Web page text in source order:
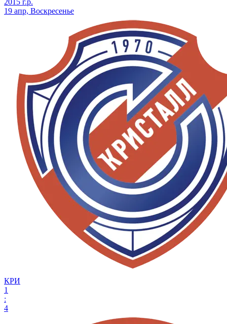
19 апр, Воскресенье
КРИ
1
:
4